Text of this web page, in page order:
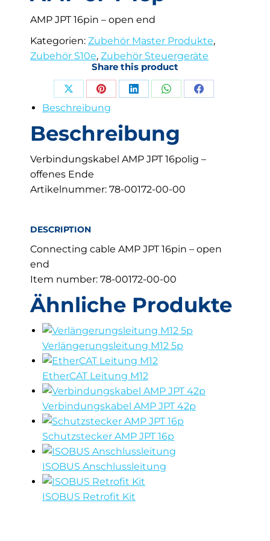
AMP JPT 16pin – open end
Kategorien: Zubehör Master Produkte,
Zubehör S10e, Zubehör Steuergeräte
Share this product
Share
on
X
Share
on
Pinterest
Share
LinkedIn
Share
WhatsApp
Share
Beschreibung
Beschreibung
Verbindungskabel AMP JPT 16polig –
offenes Ende
Artikelnummer: 78-00172-00-00
DESCRIPTION
Connecting cable AMP JPT 16pin – open
end
Item number: 78-00172-00-00
Ähnliche Produkte
Verlängerungsleitung M12 5p
EtherCAT Leitung M12
Verbindungskabel AMP JPT 42p
Schutzstecker AMP JPT 16p
ISOBUS Anschlussleitung
ISOBUS Retrofit Kit